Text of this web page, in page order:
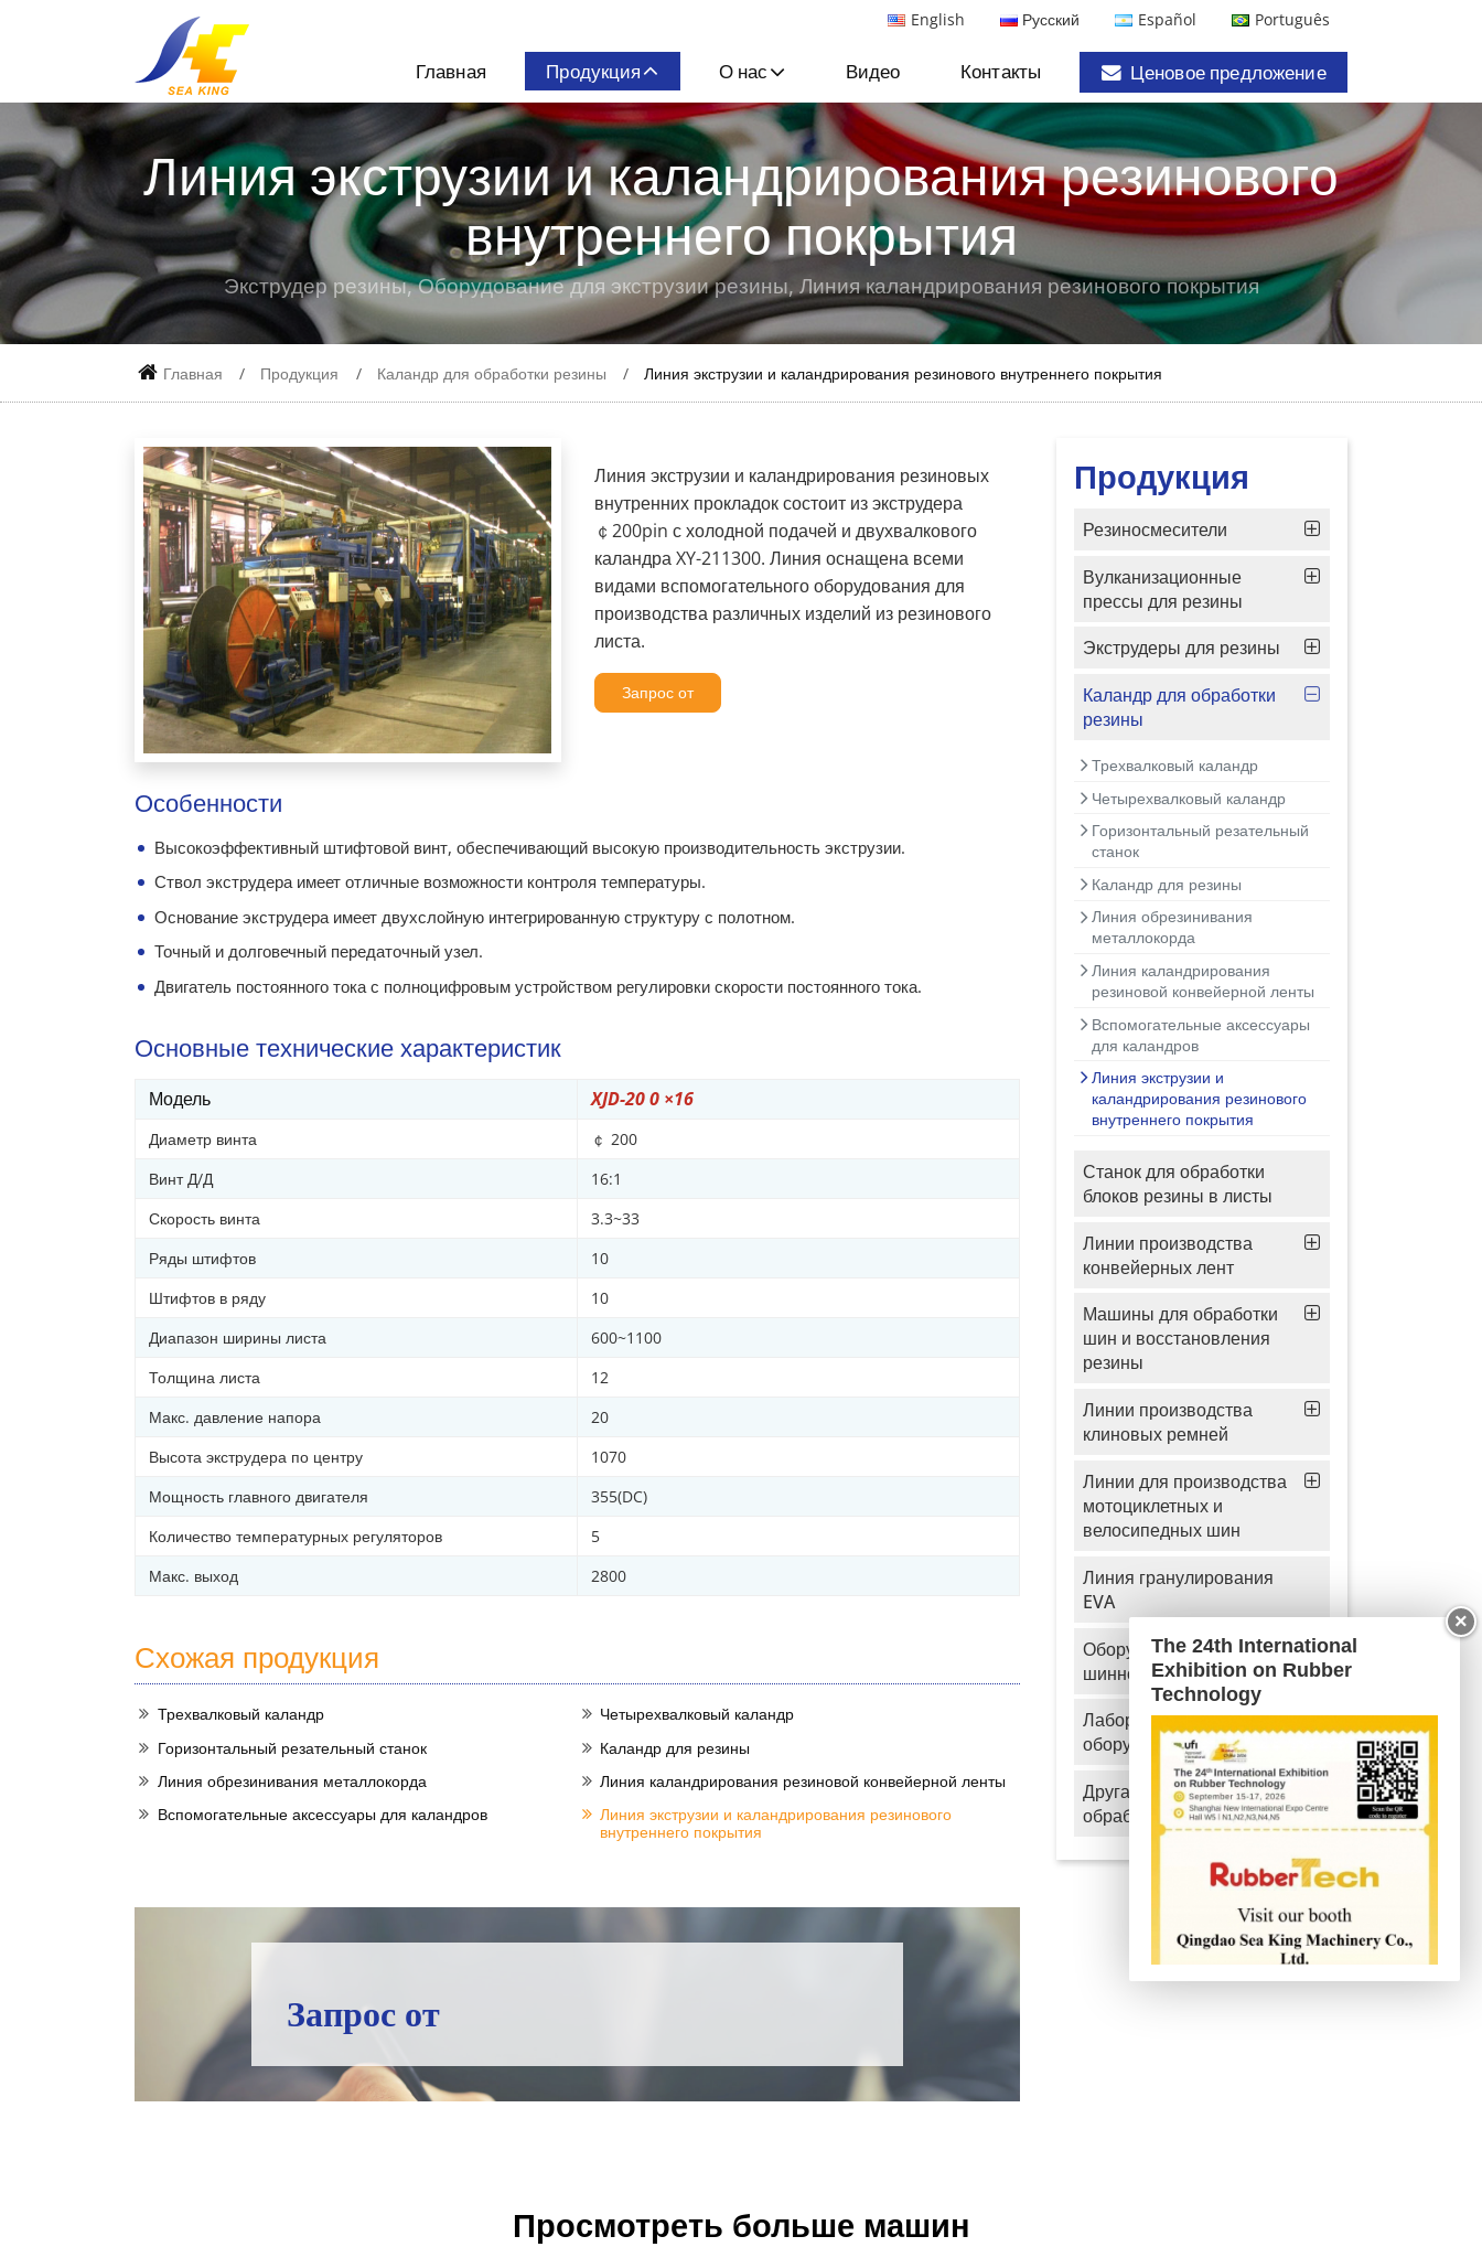
English Русский Español Português
Главная Продукция О нас Видео Контакты Ценовое предложение
Линия экструзии и каландрирования резинового
внутреннего покрытия
Экструдер резины, Оборудование для экструзии резины, Линия каландрирования резинового покрытия
Главная Продукция Каландр для обработки резины Линия экструзии и каландрирования резинового внутреннего покрытия
Линия экструзии и каландрирования резиновых
внутренних прокладок состоит из экструдера
￠200pin с холодной подачей и двухвалкового
каландра XY-211300. Линия оснащена всеми
видами вспомогательного оборудования для
производства различных изделий из резинового
листа.
Запрос от
Особенности
Высокоэффективный штифтовой винт, обеспечивающий высокую производительность экструзии.
Ствол экструдера имеет отличные возможности контроля температуры.
Основание экструдера имеет двухслойную интегрированную структуру с полотном.
Точный и долговечный передаточный узел.
Двигатель постоянного тока с полноцифровым устройством регулировки скорости постоянного тока.
Основные технические характеристик
Модель XJD-20 0 ×16
Диаметр винта
￠ 200
Винт Д/Д
16:1
Скорость винта
3.3~33
Ряды штифтов
10
Штифтов в ряду
10
Диапазон ширины листа
600~1100
Толщина листа
12
Макс. давление напора
20
Высота экструдера по центру
1070
Мощность главного двигателя
355(DC)
Количество температурных регуляторов
5
Макс. выход
2800
Схожая продукция
Трехвалковый каландр
Четырехвалковый каландр
Горизонтальный резательный станок
Каландр для резины
Линия обрезинивания металлокорда
Линия каландрирования резиновой конвейерной ленты
Вспомогательные аксессуары для каландров
Линия экструзии и каландрирования резинового
внутреннего покрытия
Запрос от
Продукция
Резиносмесители
Вулканизационные
прессы для резины
Экструдеры для резины
Каландр для обработки
резины
Трехвалковый каландр
Четырехвалковый каландр
Горизонтальный резательный
станок
Каландр для резины
Линия обрезинивания
металлокорда
Линия каландрирования
резиновой конвейерной ленты
Вспомогательные аксессуары
для каландров
Линия экструзии и
каландрирования резинового
внутреннего покрытия
Станок для обработки
блоков резины в листы
Линии производства
конвейерных лент
Машины для обработки
шин и восстановления
резины
Линии производства
клиновых ремней
Линии для производства
мотоциклетных и
велосипедных шин
Линия гранулирования
EVA
Оборудование для
шинного производства
Лабораторное
оборудование
Другая техника для
обработки резины
Просмотреть больше машин
×
The 24th International
Exhibition on Rubber
Technology